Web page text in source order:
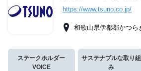
https://www.tsuno.co.jp/
和歌山県伊都郡かつら
ステークホルダー
VOICE
サステナブルな取り組
み